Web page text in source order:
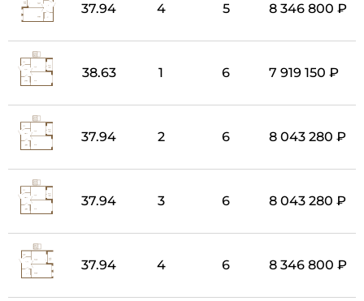
37.94 4 5 8 346 800 ₽
38.63 1 6 7 919 150 ₽
37.94 2 6 8 043 280 ₽
37.94 3 6 8 043 280 ₽
37.94 4 6 8 346 800 ₽